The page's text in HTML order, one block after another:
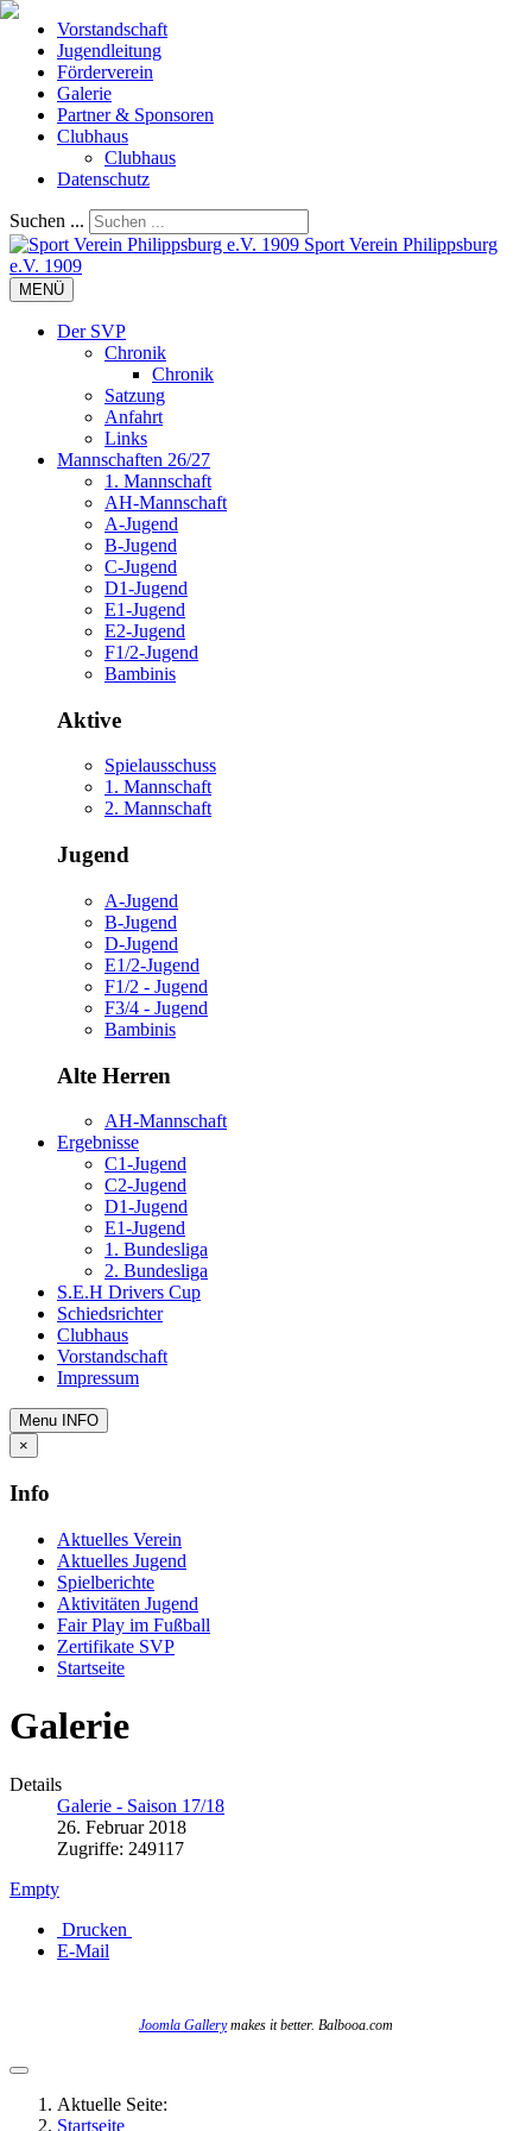
Vorstandschaft
Jugendleitung
Förderverein
Galerie
Partner & Sponsoren
Clubhaus
Clubhaus
Datenschutz
Suchen ...
Sport Verein Philippsburg
e.V. 1909
MENÜ
Der SVP
Chronik
Chronik
Satzung
Anfahrt
Links
Mannschaften 26/27
1. Mannschaft
AH-Mannschaft
A-Jugend
B-Jugend
C-Jugend
D1-Jugend
E1-Jugend
E2-Jugend
F1/2-Jugend
Bambinis
Aktive
Spielausschuss
1. Mannschaft
2. Mannschaft
Jugend
A-Jugend
B-Jugend
D-Jugend
E1/2-Jugend
F1/2 - Jugend
F3/4 - Jugend
Bambinis
Alte Herren
AH-Mannschaft
Ergebnisse
C1-Jugend
C2-Jugend
D1-Jugend
E1-Jugend
1. Bundesliga
2. Bundesliga
S.E.H Drivers Cup
Schiedsrichter
Clubhaus
Vorstandschaft
Impressum
Menu
INFO
×
Info
Aktuelles Verein
Aktuelles Jugend
Spielberichte
Aktivitäten Jugend
Fair Play im Fußball
Zertifikate SVP
Startseite
Galerie
Details
Galerie - Saison 17/18
26. Februar 2018
Zugriffe: 249117
Empty
Drucken
E-Mail
Joomla Gallerymakes it better. Balbooa.com
Aktuelle Seite:
Startseite